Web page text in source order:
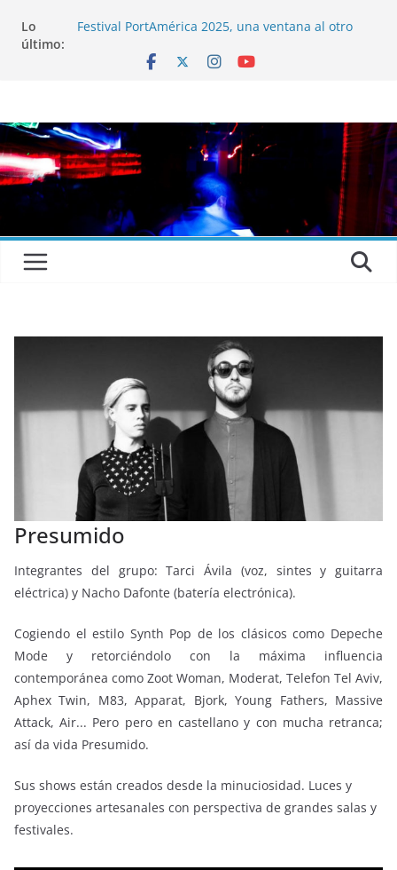
Lo
último:
Festival PortAmérica 2025, una ventana al otro
El Atlantic Fest 2025 propone un menú musical
Entrevista a RUMIA
Entrevista a mariagrep
Presumido
Integrantes del grupo: Tarci Ávila (voz, sintes y guitarra
eléctrica) y Nacho Dafonte (batería electrónica).
Cogiendo el estilo Synth Pop de los clásicos como Depeche
Mode y retorciéndolo con la máxima influencia
contemporánea como Zoot Woman, Moderat, Telefon Tel Aviv,
Aphex Twin, M83, Apparat, Bjork, Young Fathers, Massive
Attack, Air... Pero pero en castellano y con mucha retranca;
así da vida Presumido.
Sus shows están creados desde la minuciosidad. Luces y
proyecciones artesanales con perspectiva de grandes salas y
festivales.